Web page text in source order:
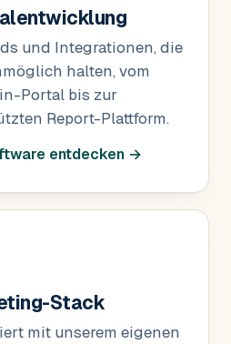
und Integrationen, die
halten, vom
Portal bis zur
Report-Plattform.
entdecken →
Stack
mit unserem eigenen